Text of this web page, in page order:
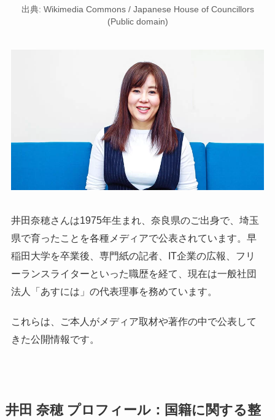
出典: Wikimedia Commons / Japanese House of Councillors
(Public domain)
井田奈穂さんは1975年生まれ、奈良県のご出身で、埼玉
県で育ったことを各種メディアで公表されています。早
稲田大学を卒業後、専門紙の記者、IT企業の広報、フリ
ーランスライターといった職歴を経て、現在は一般社団
法人「あすには」の代表理事を務めています。
これらは、ご本人がメディア取材や著作の中で公表して
きた公開情報です。
井田 奈穂 プロフィール：国籍に関する整